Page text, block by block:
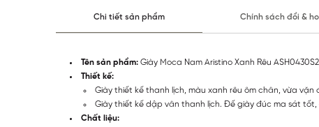
Chi tiết sản phẩm Chính sách đổi &
Tên sản phẩm: Giày Moca Nam Aristino Xanh Rêu ASH0430S2
Thiết kế:
Giày thiết kế thanh lịch, màu xanh rêu ôm chân, vừa
Giày thiết kế dập vân thanh lịch. Đế giày đúc ma sát
Chất liệu: